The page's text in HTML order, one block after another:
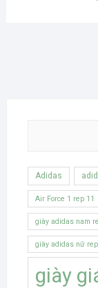
Adidas
Air Force 1 rep 11
giày adidas nam
giày adidas nữ rep
giày